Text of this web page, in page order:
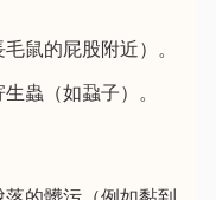
鼠的屁股附近）。
蟲（如蝨子）。